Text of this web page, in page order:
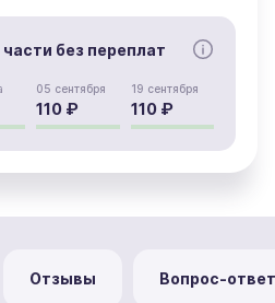
без переплат
05 сентября
110 ₽
19 сентября
110 ₽
Отзывы Вопрос-ответ